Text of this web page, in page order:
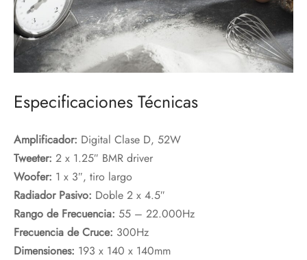
Especificaciones Técnicas
Amplificador: Digital Clase D, 52W
Tweeter: 2 x 1.25″ BMR driver
Woofer: 1 x 3″, tiro largo
Radiador Pasivo: Doble 2 x 4.5″
Rango de Frecuencia: 55 – 22.000Hz
Frecuencia de Cruce: 300Hz
Dimensiones: 193 x 140 x 140mm